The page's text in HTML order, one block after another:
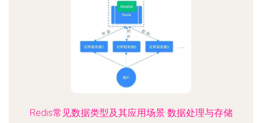
Redis常见数据类型及其应用场景 数据处理与存储